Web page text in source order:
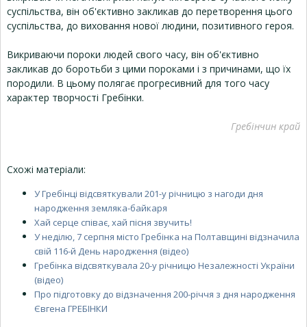
суспільства, він об'єктивно закликав до перетворення цього
суспільства, до виховання нової людини, позитивного героя.
Викриваючи пороки людей свого часу, він об'єктивно
закликав до боротьби з цими пороками і з причинами, що їх
породили. В цьому полягає прогресивний для того часу
характер творчості Гребінки.
Гребінчин край
Схожі матеріали:
У Гребінці відсвяткували 201-у річницю з нагоди дня
народження земляка-байкаря
Хай серце співає, хай пісня звучить!
У неділю, 7 серпня місто Гребінка на Полтавщині відзначила
свій 116-й День народження (відео)
Гребінка відсвяткувала 20-у річницю Незалежності України
(відео)
Про підготовку до відзначення 200-річчя з дня народження
Євгена ГРЕБІНКИ